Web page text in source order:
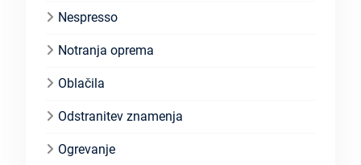
Nespresso
Notranja oprema
Oblačila
Odstranitev znamenja
Ogrevanje